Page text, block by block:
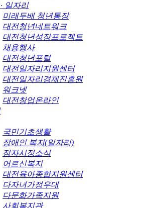
일자리
미래두배 청년통장
대전청년네트워크
대전청년성장프로젝트
채용행사
대전청년포털
대전일자리지원센터
대전일자리경제진흥원
워크넷
대전창업온라인
국민기초생활
장애인 복지(일자리)
점자시정소식
어르신복지
대전육아종합지원센터
다자녀가정우대
다문화가족지원
사회복지관